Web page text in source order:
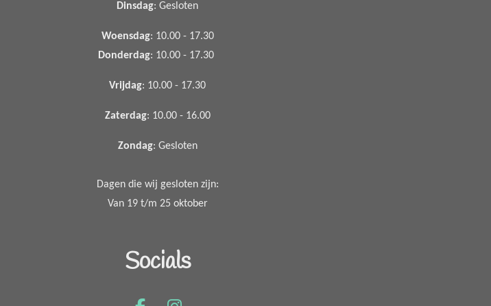
Dinsdag: Gesloten
Woensdag: 10.00 - 17.30
Donderdag: 10.00 - 17.30
Vrijdag: 10.00 - 17.30
Zaterdag: 10.00 - 16.00
Zondag: Gesloten
Dagen die wij gesloten zijn:
Van 19 t/m 25 oktober
Socials